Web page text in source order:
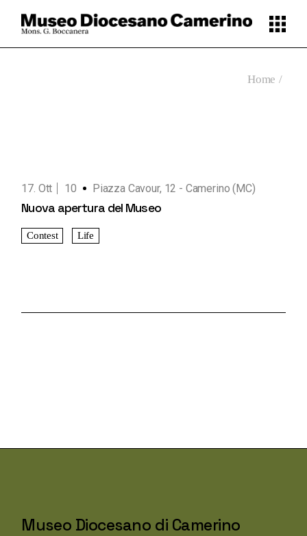
content
Home
17. Ott 10 Piazza Cavour, 12 - Camerino (MC)
Nuova apertura del Museo
Contest Life
Museo Diocesano di Camerino